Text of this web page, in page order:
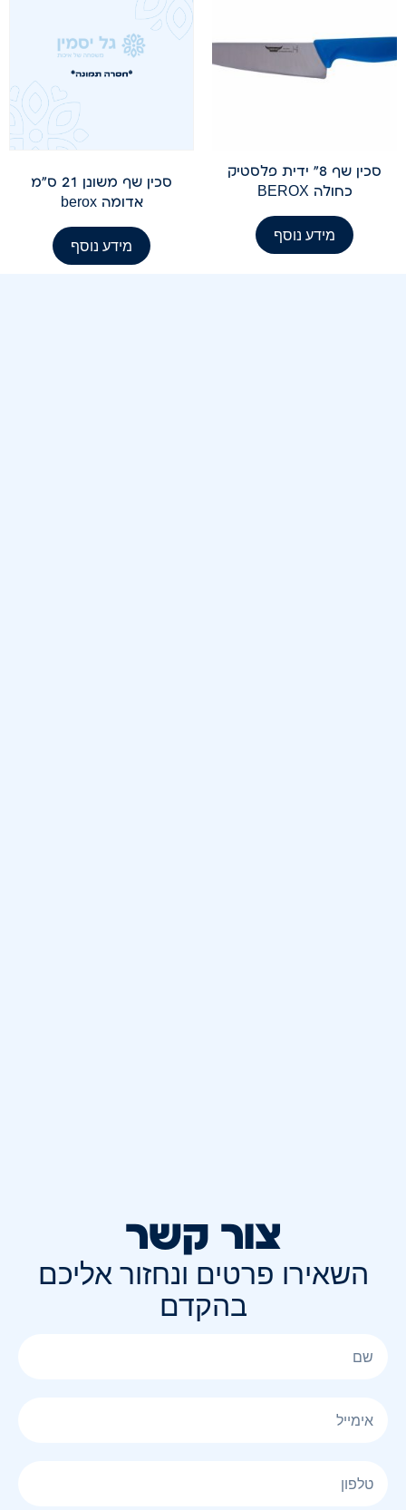
סכין שף 8" ידית פלסטיק
כחולה BEROX
מידע נוסף
סכין שף משונן 21 ס"מ
אדומה berox
מידע נוסף
צור קשר
השאירו פרטים ונחזור אליכם
בהקדם